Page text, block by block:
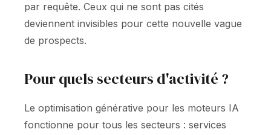
par requête. Ceux qui ne sont pas cités
deviennent invisibles pour cette nouvelle vague
de prospects.
Pour quels secteurs d'activité ?
Le optimisation générative pour les moteurs IA
fonctionne pour tous les secteurs : services